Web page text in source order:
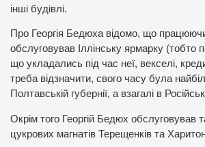
інші будівлі.
Про Георгія Бедюха відомо, що працюючи
обслуговував Іллінську ярмарку (тобто
що укладались під час неї, векселі,
треба відзначити, свого часу була
Полтавській губернії, а взагалі в
Окрім того Георгій Бедюх обслуговував
цукрових магнатів Терещенків та